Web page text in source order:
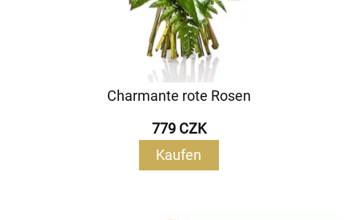
Charmante rote Rosen
779 CZK
Kaufen